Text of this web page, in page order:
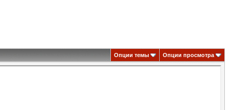
Опции темы Опции просмотра